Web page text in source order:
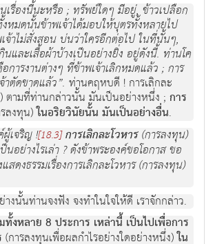
เรื่องนี้นะหรือ ; ทรัพย์ใดๆ มีอยู่, ข้าวเปลือก
หมดนั้นข้าพเจ้าได้มอบให้บุตรทั้งหลายไป
าไม่สั่งสอน บ่นว่าใครอีกต่อไป ในที่นั้นๆ,
นและเสื้อผ้าบ้างเป็นอย่างยิ่ง อยู่ดังนี้. ท่านโค
การงานต่างๆ ที่ข้าพเจ้าเลิกหมดแล้ว ; การ
ตัดขาดแล้ว”. ท่านคฤหบดี ! การเลิกละ
ตามที่ท่านกล่าวนั้น มันเป็นอย่างหนึ่ง ; การ
ลงทุน)ในอริยวินัยนั้น มันเป็นอย่างอื่น.
ผู้เจริญ ![18.3]การเลิกละโวหาร(การลงทุน)
นอย่างไรเล่า ? ดังข้าพระองค์ขอโอกาส ขอ
สดงธรรมเรื่องการเลิกละโวหาร (การลงทุน)
งนั้นท่านจงฟัง จงทำในใจให้ดี เราจักกล่าว.
ทั้งหลาย 8 ประการ เหล่านี้ เป็นไปเพื่อการ
(การลงทุนเพื่อผลกำไรอย่างใดอย่างหนึ่ง)ใน